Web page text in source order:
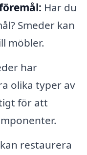
Har du
Smeder kan
möbler.
har
olika typer av
för att
restaurera